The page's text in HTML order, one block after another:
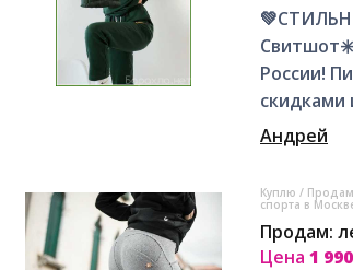
России!
скидками
Андрей
Куплю /
спорта в
Продам:
Цена 1 990